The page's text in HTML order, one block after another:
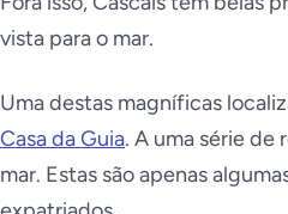
vista para o mar.
Uma destas magníficas
Casa da Guia. A uma série de
mar. Estas são apenas